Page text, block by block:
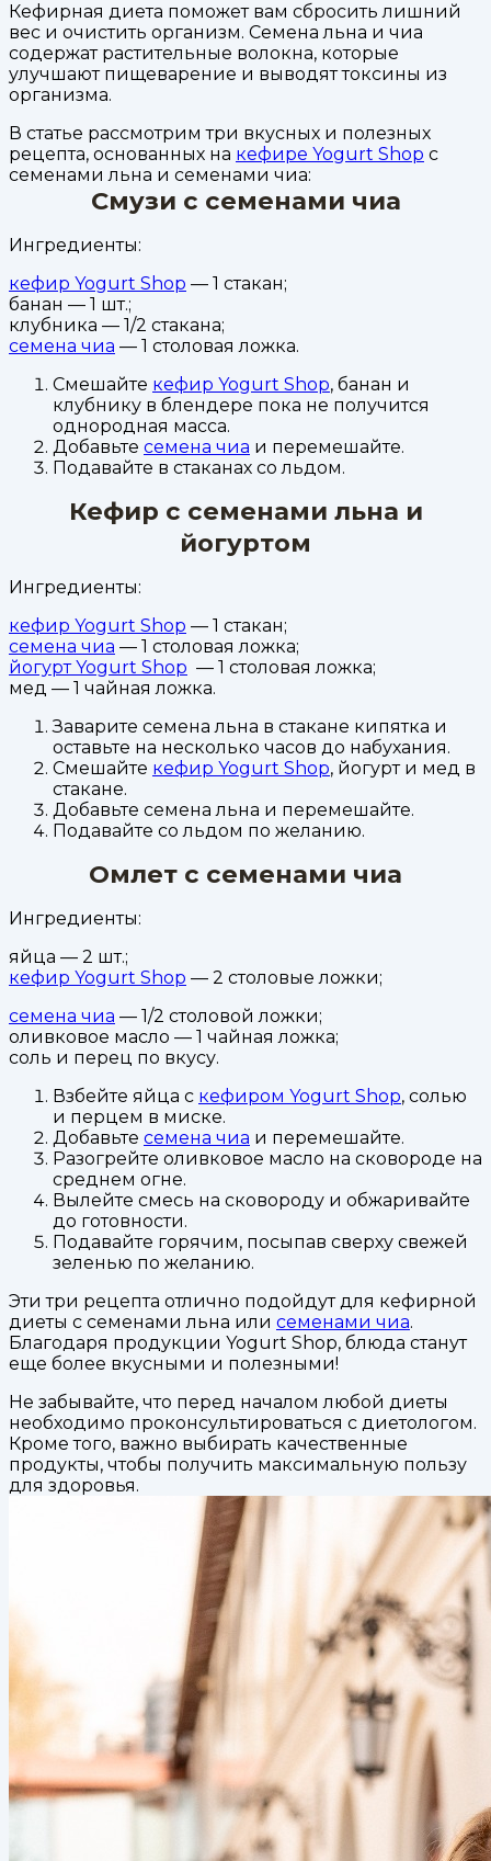
Кефирная диета поможет вам сбросить лишний
вес и очистить организм. Семена льна и чиа
содержат растительные волокна, которые
улучшают пищеварение и выводят токсины из
организма.
В статье рассмотрим три вкусных и полезных
рецепта, основанных на кефире Yogurt Shop с
семенами льна и семенами чиа:
Смузи с семенами чиа
Ингредиенты:
кефир Yogurt Shop — 1 стакан;
банан — 1 шт.;
клубника — 1/2 стакана;
семена чиа — 1 столовая ложка.
Смешайте кефир Yogurt Shop, банан и
клубнику в блендере пока не получится
однородная масса.
Добавьте семена чиа и перемешайте.
Подавайте в стаканах со льдом.
Кефир с семенами льна и
йогуртом
Ингредиенты:
кефир Yogurt Shop — 1 стакан;
семена чиа — 1 столовая ложка;
йогурт Yogurt Shop — 1 столовая ложка;
мед — 1 чайная ложка.
Заварите семена льна в стакане кипятка и
оставьте на несколько часов до набухания.
Смешайте кефир Yogurt Shop, йогурт и мед в
стакане.
Добавьте семена льна и перемешайте.
Подавайте со льдом по желанию.
Омлет с семенами чиа
Ингредиенты:
яйца — 2 шт.;
кефир Yogurt Shop — 2 столовые ложки;
семена чиа — 1/2 столовой ложки;
оливковое масло — 1 чайная ложка;
соль и перец по вкусу.
Взбейте яйца с кефиром Yogurt Shop, солью
и перцем в миске.
Добавьте семена чиа и перемешайте.
Разогрейте оливковое масло на сковороде на
среднем огне.
Вылейте смесь на сковороду и обжаривайте
до готовности.
Подавайте горячим, посыпав сверху свежей
зеленью по желанию.
Эти три рецепта отлично подойдут для кефирной
диеты с семенами льна или семенами чиа.
Благодаря продукции Yogurt Shop, блюда станут
еще более вкусными и полезными!
Не забывайте, что перед началом любой диеты
необходимо проконсультироваться с диетологом.
Кроме того, важно выбирать качественные
продукты, чтобы получить максимальную пользу
для здоровья.